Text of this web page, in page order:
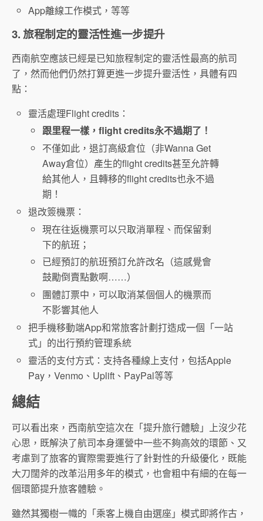
App離線工作模式，等等
3. 旅程制定的靈活性進一步提升
西南航空應該已經是已知旅程制定的靈活性最高的航司
了，然而他們仍然打算更進一步提升靈活性，具體有四
點：
靈活處理Flight credits：
跟里程一樣，flight credits永不過期了！
不僅如此，退訂高級倉位（非Wanna Get
Away倉位）產生的flight credits甚至允許轉
給其他人，且轉移的flight credits也永不過
期！
退改簽機票：
現在往返機票可以只取消單程、而保留剩
下的航班；
已經預訂的航班預訂允許改名（這感覺會
鼓勵倒賣點數啊……）
團體訂票中，可以取消某個個人的機票而
不影響其他人
把手機移動端App和常旅客計劃打造成一個「一站
式」的出行預約管理系統
靈活的支付方式：支持各種線上支付，包括Apple
Pay，Venmo、Uplift、PayPal等等
總結
可以看出來，西南航空這次在「提升旅行體驗」上沒少花
心思，既解決了航司本身運營中一些不夠高效的環節、又
考慮到了旅客的實際需要進行了針對性的升級優化，既能
大刀闊斧的改革沿用多年的模式，也會粗中有細的在每一
個環節提升旅客體驗。
雖然其獨樹一幟的「乘客上機自由選座」模式即將作古，